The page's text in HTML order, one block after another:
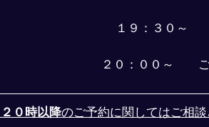
１９：３０～　
２０：００～　　
０時以降のご予約に関してはご相談